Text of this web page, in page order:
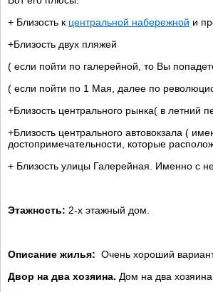
+ Близость к центральной набережной и
+Близость двух пляжей
( если пойти по галерейной, то Вы
( если пойти по 1 Мая, далее по
+Близость центрального рынка( в
+Близость центрального автовокзала (
достопримечательности, которые
+ Близость улицы Галерейная. Именно с
Этажность: 2-х этажный дом.
Описание жилья: Очень хороший
Двор на два хозяина. Дом на два хозяина.